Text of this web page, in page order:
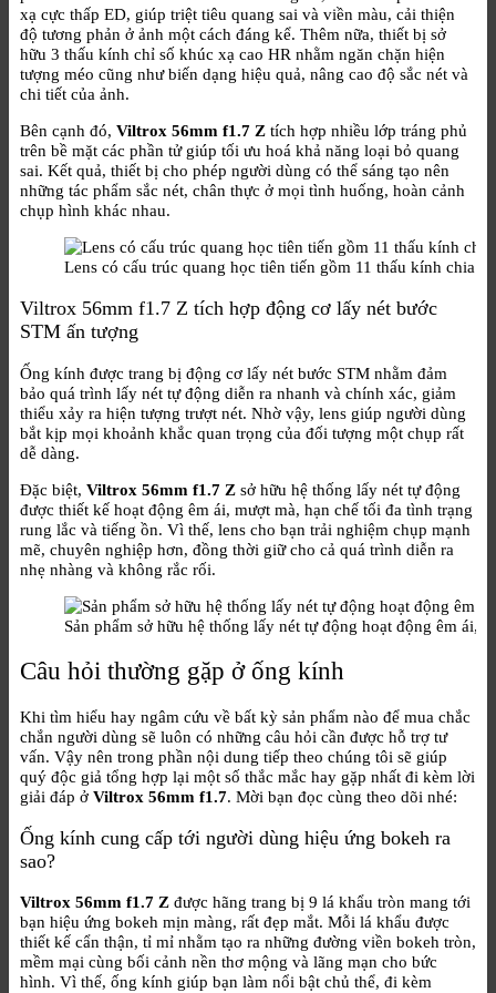
xạ cực thấp ED, giúp triệt tiêu quang sai và viền màu, cải thiện
độ tương phản ở ảnh một cách đáng kể. Thêm nữa, thiết bị sở
hữu 3 thấu kính chỉ số khúc xạ cao HR nhằm ngăn chặn hiện
tượng méo cũng như biến dạng hiệu quả, nâng cao độ sắc nét và
chi tiết của ảnh.
Bên cạnh đó, Viltrox 56mm f1.7 Z tích hợp nhiều lớp tráng phủ
trên bề mặt các phần tử giúp tối ưu hoá khả năng loại bỏ quang
sai. Kết quả, thiết bị cho phép người dùng có thể sáng tạo nên
những tác phẩm sắc nét, chân thực ở mọi tình huống, hoàn cảnh
chụp hình khác nhau.
Lens có cấu trúc quang học tiên tiến gồm 11 thấu kính chia
Viltrox 56mm f1.7 Z tích hợp động cơ lấy nét bước
STM ấn tượng
Ống kính được trang bị động cơ lấy nét bước STM nhằm đảm
bảo quá trình lấy nét tự động diễn ra nhanh và chính xác, giảm
thiểu xảy ra hiện tượng trượt nét. Nhờ vậy, lens giúp người dùng
bắt kịp mọi khoảnh khắc quan trọng của đối tượng một chụp rất
dễ dàng.
Đặc biệt, Viltrox 56mm f1.7 Z sở hữu hệ thống lấy nét tự động
được thiết kế hoạt động êm ái, mượt mà, hạn chế tối đa tình trạng
rung lắc và tiếng ồn. Vì thế, lens cho bạn trải nghiệm chụp mạnh
mẽ, chuyên nghiệp hơn, đồng thời giữ cho cả quá trình diễn ra
nhẹ nhàng và không rắc rối.
Sản phẩm sở hữu hệ thống lấy nét tự động hoạt động êm ái,
Câu hỏi thường gặp ở ống kính
Khi tìm hiểu hay ngâm cứu về bất kỳ sản phẩm nào để mua chắc
chắn người dùng sẽ luôn có những câu hỏi cần được hỗ trợ tư
vấn. Vậy nên trong phần nội dung tiếp theo chúng tôi sẽ giúp
quý độc giả tổng hợp lại một số thắc mắc hay gặp nhất đi kèm lời
giải đáp ở Viltrox 56mm f1.7. Mời bạn đọc cùng theo dõi nhé:
Ống kính cung cấp tới người dùng hiệu ứng bokeh ra
sao?
Viltrox 56mm f1.7 Z được hãng trang bị 9 lá khẩu tròn mang tới
bạn hiệu ứng bokeh mịn màng, rất đẹp mắt. Mỗi lá khẩu được
thiết kế cẩn thận, tỉ mỉ nhằm tạo ra những đường viền bokeh tròn,
mềm mại cùng bối cảnh nền thơ mộng và lãng mạn cho bức
hình. Vì thế, ống kính giúp bạn làm nổi bật chủ thể, đi kèm